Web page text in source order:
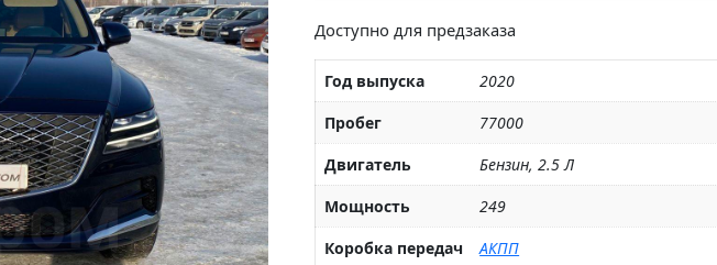
Доступно для предзаказа
Год выпуска
2020
Пробег
77000
Двигатель
Бензин, 2.5 Л
Мощность
249
Коробка передач
АКПП